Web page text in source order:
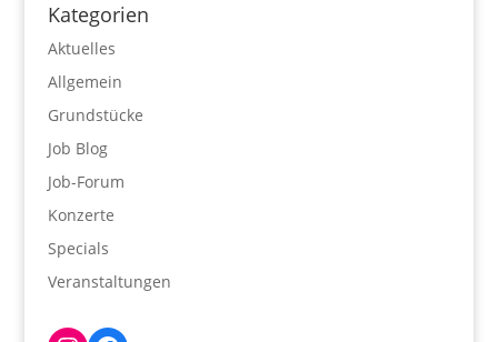
Kategorien
Aktuelles
Allgemein
Grundstücke
Job Blog
Job-Forum
Konzerte
Specials
Veranstaltungen